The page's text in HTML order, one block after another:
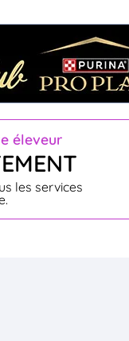
éleveur
les services